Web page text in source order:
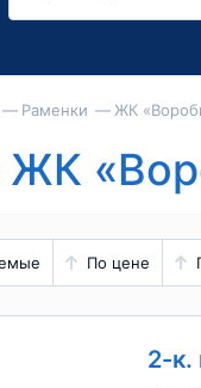
Раменки ЖК
ЖК
По цене
2-к.